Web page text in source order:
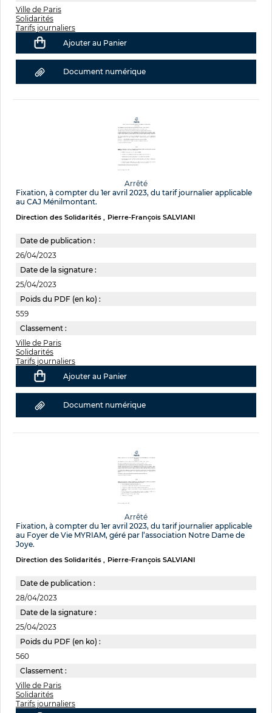
Ville de Paris
Solidarités
Tarifs journaliers
Ajouter au Panier
Document numérique
Arrêté
Fixation, à compter du 1er avril 2023, du tarif journalier applicable
au CAJ Ménilmontant.
Direction des Solidarités Pierre-François SALVIANI
Date de publication :
26/04/2023
Date de la signature :
25/04/2023
Poids du PDF (en ko) :
559
Classement :
Ville de Paris
Solidarités
Tarifs journaliers
Ajouter au Panier
Document numérique
Arrêté
Fixation, à compter du 1er avril 2023, du tarif journalier applicable
au Foyer de Vie MYRIAM, géré par l’association Notre Dame de
Joye.
Direction des Solidarités Pierre-François SALVIANI
Date de publication :
28/04/2023
Date de la signature :
25/04/2023
Poids du PDF (en ko) :
560
Classement :
Ville de Paris
Solidarités
Tarifs journaliers